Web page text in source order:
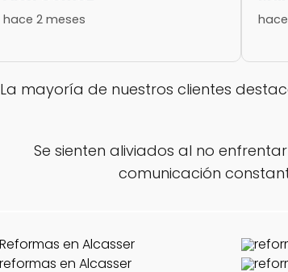
hace 2 meses
La mayoría de nuestros clientes
Se sienten aliviados al no
comunicación